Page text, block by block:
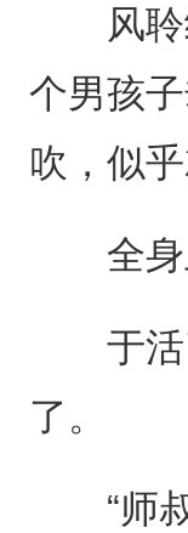
风聆细
个男孩
吹，似
全身
于活了
了。
“师叔